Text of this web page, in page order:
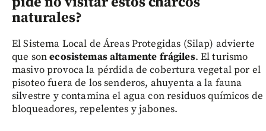
naturales?
El Sistema Local de Áreas Protegidas (Silap) advierte
que sonecosistemas altamente frágiles. El turismo
masivo provoca la pérdida de cobertura vegetal por el
pisoteo fuera de los senderos, ahuyenta a la fauna
silvestre y contamina el agua con residuos químicos de
bloqueadores, repelentes y jabones.